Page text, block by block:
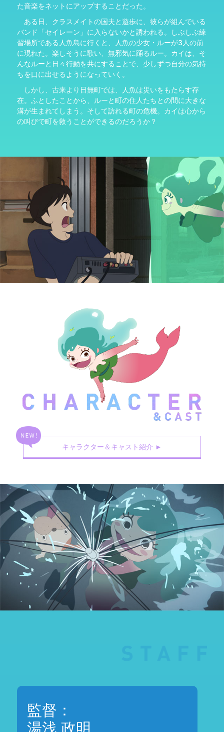
た音楽をネットにアップすることだった。
ある日、クラスメイトの国夫と遊歩に、彼らが組んでいる
バンド「セイレーン」に入らないかと誘われる。しぶしぶ練
習場所である人魚島に行くと、人魚の少女・ルーが3人の前
に現れた。楽しそうに歌い、無邪気に踊るルー。カイは、そ
んなルーと日々行動を共にすることで、少しずつ自分の気持
ちを口に出せるようになっていく。
しかし、古来より日無町では、人魚は災いをもたらす存
在。ふとしたことから、ルーと町の住人たちとの間に大きな
溝が生まれてしまう。そして訪れる町の危機。カイは心から
の叫びで町を救うことができるのだろうか？
キャラクター＆キャスト紹介 ►
監督：
湯浅 政明